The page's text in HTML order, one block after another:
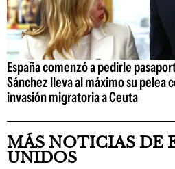
España comenzó a pedirle
Sánchez lleva al máximo su pelea
invasión migratoria a Ceuta
MÁS NOTICIAS DE
UNIDOS